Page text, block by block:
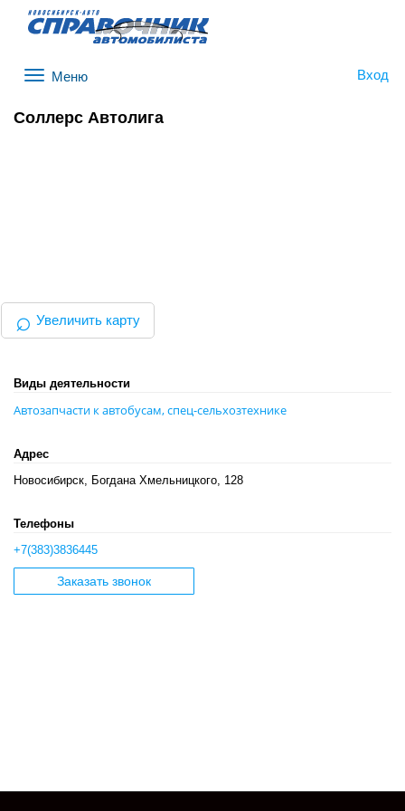
Вход
Соллерс Автолига
⌕ Увеличить карту
Виды деятельности
Автозапчасти к автобусам, спец-сельхозтехнике
Адрес
Новосибирск, Богдана Хмельницкого, 128
Телефоны
+7(383)3836445
Заказать звонок